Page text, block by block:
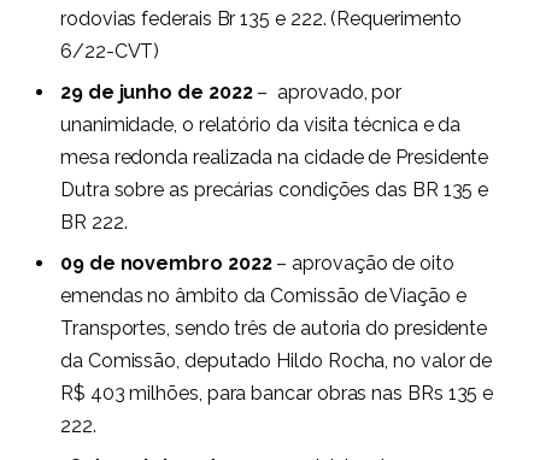
rodovias federais Br 135 e 222. (Requerimento
6/22-CVT)
29 de junho de 2022– aprovado, por
unanimidade, o relatório da visita técnica e da
mesa redonda realizada na cidade de Presidente
Dutra sobre as precárias condições das BR 135 e
BR 222.
09 de novembro 2022– aprovação de oito
emendas no âmbito da Comissão de Viação e
Transportes, sendo três de autoria do presidente
da Comissão, deputado Hildo Rocha, no valor de
R$ 403 milhões, para bancar obras nas BRs 135 e
222.